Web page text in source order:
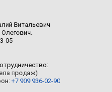
Витальевич
05
продаж)
+7 909 936-02-90